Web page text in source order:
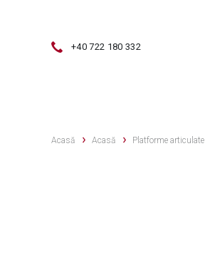
+40 722 180 332
Acasă Acasă Platforme articulate